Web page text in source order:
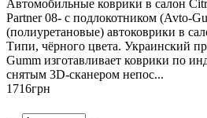
Автомобильные коврики в салон
Partner 08- с подлокотником (Avto-
(полиуретановые) автоковрики в
Типи, чёрного цвета. Украинский
Gumm изготавливает коврики по
снятым 3D-сканером непос...
1716грн